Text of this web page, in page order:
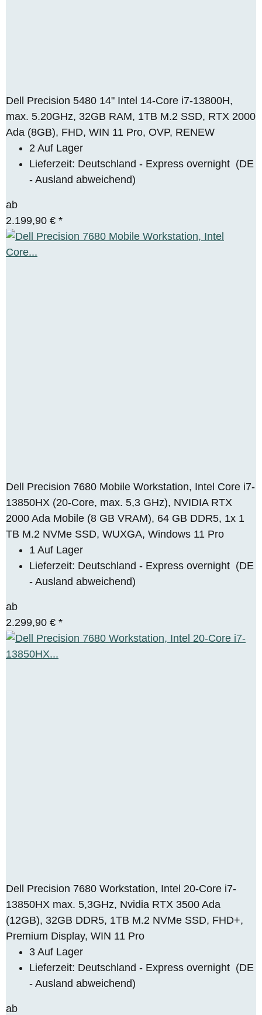
Dell Precision 5480 14" Intel 14-Core i7-13800H,
max. 5.20GHz, 32GB RAM, 1TB M.2 SSD, RTX 2000
Ada (8GB), FHD, WIN 11 Pro, OVP, RENEW
2 Auf Lager
Lieferzeit: Deutschland - Express overnight (DE
- Ausland abweichend)
ab
2.199,90 € *
Dell Precision 7680 Mobile Workstation, Intel Core i7-
13850HX (20-Core, max. 5,3 GHz), NVIDIA RTX
2000 Ada Mobile (8 GB VRAM), 64 GB DDR5, 1x 1
TB M.2 NVMe SSD, WUXGA, Windows 11 Pro
1 Auf Lager
Lieferzeit: Deutschland - Express overnight (DE
- Ausland abweichend)
ab
2.299,90 € *
Dell Precision 7680 Workstation, Intel 20-Core i7-
13850HX max. 5,3GHz, Nvidia RTX 3500 Ada
(12GB), 32GB DDR5, 1TB M.2 NVMe SSD, FHD+,
Premium Display, WIN 11 Pro
3 Auf Lager
Lieferzeit: Deutschland - Express overnight (DE
- Ausland abweichend)
ab